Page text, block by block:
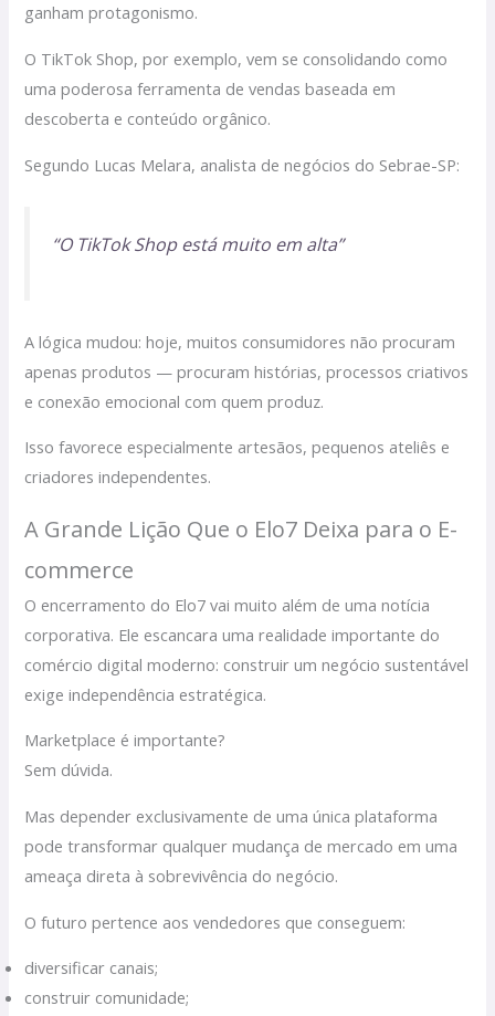
ganham protagonismo.
O TikTok Shop, por exemplo, vem se consolidando como
uma poderosa ferramenta de vendas baseada em
descoberta e conteúdo orgânico.
Segundo Lucas Melara, analista de negócios do Sebrae-SP:
“O TikTok Shop está muito em alta”
A lógica mudou: hoje, muitos consumidores não procuram
apenas produtos — procuram histórias, processos criativos
e conexão emocional com quem produz.
Isso favorece especialmente artesãos, pequenos ateliês e
criadores independentes.
A Grande Lição Que o Elo7 Deixa para o E-
commerce
O encerramento do Elo7 vai muito além de uma notícia
corporativa. Ele escancara uma realidade importante do
comércio digital moderno: construir um negócio sustentável
exige independência estratégica.
Marketplace é importante?
Sem dúvida.
Mas depender exclusivamente de uma única plataforma
pode transformar qualquer mudança de mercado em uma
ameaça direta à sobrevivência do negócio.
O futuro pertence aos vendedores que conseguem:
diversificar canais;
construir comunidade;